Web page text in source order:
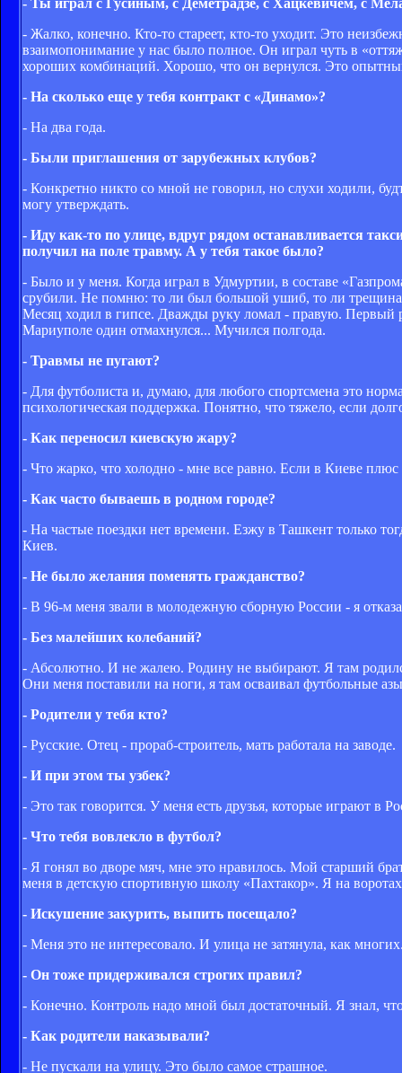
- Жалко, конечно. Кто-то стареет, кто-то уходит. Это
взаимопонимание у нас было полное. Он играл чуть в
хороших комбинаций. Хорошо, что он вернулся. Это
- На сколько еще у тебя контракт с «Динамо»?
- На два года.
- Были приглашения от зарубежных клубов?
- Конкретно никто со мной не говорил, но слухи ходили,
могу утверждать.
- Иду как-то по улице, вдруг рядом останавливается
получил на поле травму. А у тебя такое было?
- Было и у меня. Когда играл в Удмуртии, в составе
срубили. Не помню: то ли был большой ушиб, то ли
Месяц ходил в гипсе. Дважды руку ломал - правую. Первый
Мариуполе один отмахнулся... Мучился полгода.
- Травмы не пугают?
- Для футболиста и, думаю, для любого спортсмена это
психологическая поддержка. Понятно, что тяжело, если
- Как переносил киевскую жару?
- Что жарко, что холодно - мне все равно. Если в Киеве
- Как часто бываешь в родном городе?
- На частые поездки нет времени. Езжу в Ташкент только
Киев.
- Не было желания поменять гражданство?
- В 96-м меня звали в молодежную сборную России - я
- Без малейших колебаний?
- Абсолютно. И не жалею. Родину не выбирают. Я там
Они меня поставили на ноги, я там осваивал футбольные
- Родители у тебя кто?
- Русские. Отец - прораб-строитель, мать работала на заводе.
- И при этом ты узбек?
- Это так говорится. У меня есть друзья, которые играют в
- Что тебя вовлекло в футбол?
- Я гонял во дворе мяч, мне это нравилось. Мой старший
меня в детскую спортивную школу «Пахтакор». Я на
- Искушение закурить, выпить посещало?
- Меня это не интересовало. И улица не затянула, как
- Он тоже придерживался строгих правил?
- Конечно. Контроль надо мной был достаточный. Я знал,
- Как родители наказывали?
- Не пускали на улицу. Это было самое страшное.